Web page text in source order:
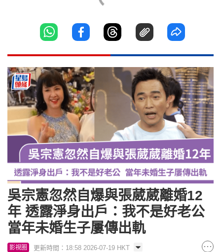
吳宗憲忽然自爆與張葳葳離婚12
年 透露淨身出戶：我不是好老公
當年未婚生子屢傳出軌
影視圈 更新時間：18:58 2026-07-19 HKT